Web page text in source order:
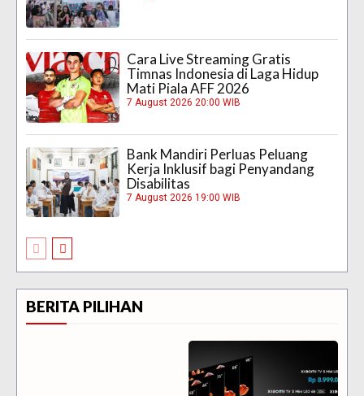
Cara Live Streaming Gratis
Timnas Indonesia di Laga Hidup
Mati Piala AFF 2026
7 August 2026 20:00 WIB
Bank Mandiri Perluas Peluang
Kerja Inklusif bagi Penyandang
Disabilitas
7 August 2026 19:00 WIB
BERITA PILIHAN